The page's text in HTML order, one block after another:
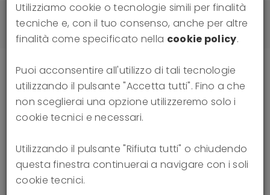
news
Le diadi di relazioni oggettuali nella TFP
Le diadi di relazioni oggettuali
nella TFP
15-07-2023 Caterina Felici, Fabio Madeddu
Utilizziamo cookie o tecnologie simili per finalità
tecniche e, con il tuo consenso, anche per altre
finalità come specificato nella cookie policy.
Puoi acconsentire all'utilizzo di tali tecnologie
utilizzando il pulsante "Accetta tutti". Fino a che
non sceglierai una opzione utilizzeremo solo i
cookie tecnici e necessari.
Utilizzando il pulsante "Rifiuta tutti" o chiudendo
questa finestra continuerai a navigare con i soli
cookie tecnici.